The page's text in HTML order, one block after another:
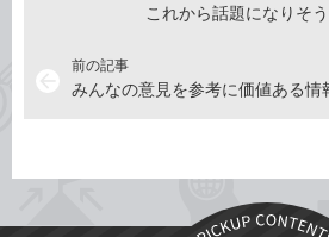
前の記事
みんなの意見を参考に価値ある情
これから話題になりそ